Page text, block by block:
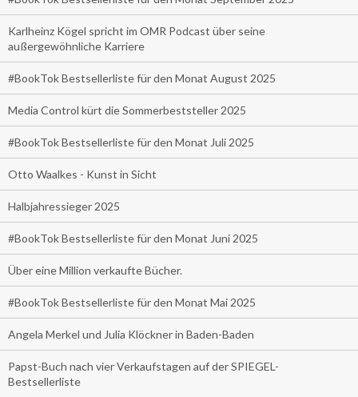
Karlheinz Kögel spricht im OMR Podcast über seine
außergewöhnliche Karriere
#BookTok Bestsellerliste für den Monat August 2025
Media Control kürt die Sommerbeststeller 2025
#BookTok Bestsellerliste für den Monat Juli 2025
Otto Waalkes - Kunst in Sicht
Halbjahressieger 2025
#BookTok Bestsellerliste für den Monat Juni 2025
Über eine Million verkaufte Bücher.
#BookTok Bestsellerliste für den Monat Mai 2025
Angela Merkel und Julia Klöckner in Baden-Baden
Papst-Buch nach vier Verkaufstagen auf der SPIEGEL-
Bestsellerliste